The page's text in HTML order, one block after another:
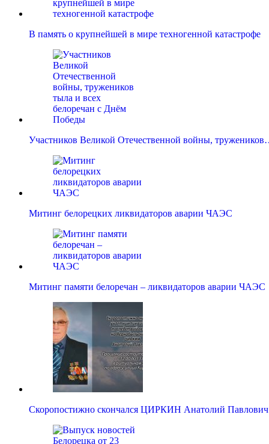
В память о крупнейшей в мире техногенной катастрофе
Участников Великой Отечественной войны,
Митинг белорецких ликвидаторов аварии ЧАЭС
Митинг памяти белоречан – ликвидаторов аварии ЧАЭС
Скоропостижно скончался ЦИРКИН Анатолий Павлович